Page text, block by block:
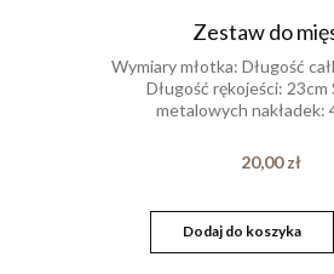
Zestaw do
Wymiary młotka: Długość
Długość rękojeści: 23cm
metalowych nakładek:
20,00zł
Dodaj do koszyka